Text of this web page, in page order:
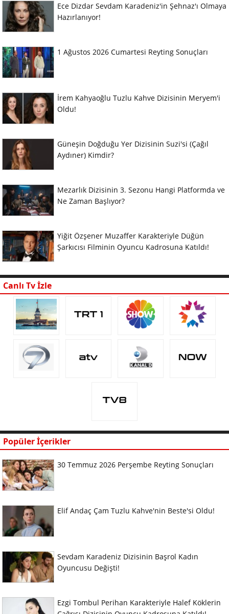
Ece Dizdar Sevdam Karadeniz'in Şehnaz'ı Olmaya
Hazırlanıyor!
1 Ağustos 2026 Cumartesi Reyting Sonuçları
İrem Kahyaoğlu Tuzlu Kahve Dizisinin Meryem'i
Oldu!
Güneşin Doğduğu Yer Dizisinin Suzi'si (Çağıl
Aydıner) Kimdir?
Mezarlık Dizisinin 3. Sezonu Hangi Platformda ve
Ne Zaman Başlıyor?
Yiğit Özşener Muzaffer Karakteriyle Düğün
Şarkıcısı Filminin Oyuncu Kadrosuna Katıldı!
Canlı Tv İzle
Popüler İçerikler
30 Temmuz 2026 Perşembe Reyting Sonuçları
Elif Andaç Çam Tuzlu Kahve'nin Beste'si Oldu!
Sevdam Karadeniz Dizisinin Başrol Kadın
Oyuncusu Değişti!
Ezgi Tombul Perihan Karakteriyle Halef Köklerin